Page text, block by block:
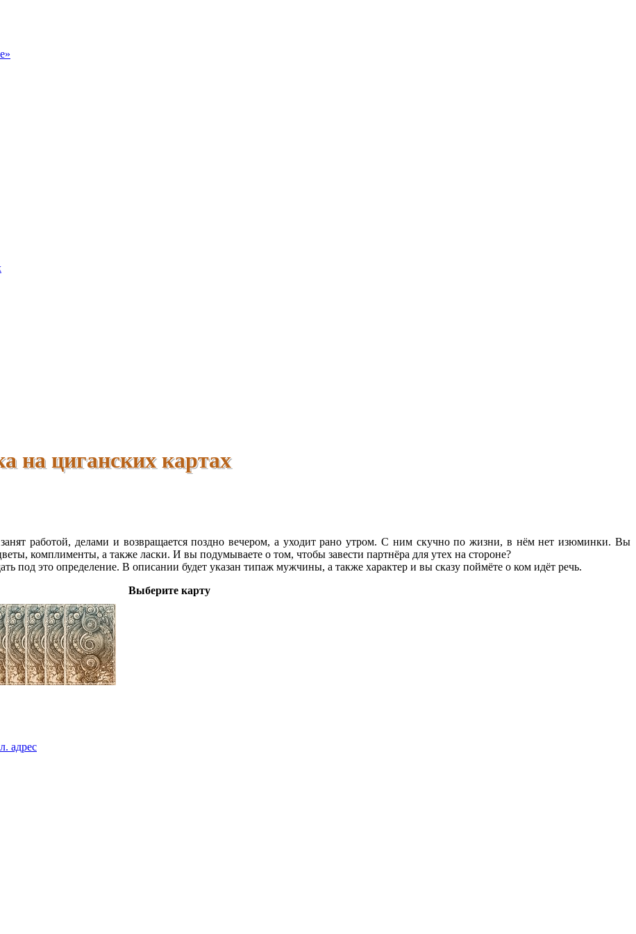
на циганских картах
работой, делами и возвращается поздно вечером, а уходит рано утром. С ним скучно по жизни, в нём нет изюминки. Вы
комплименты, а также ласки. И вы подумываете о том, чтобы завести партнёра для утех на стороне?
под это определение. В описании будет указан типаж мужчины, а также характер и вы сказу поймёте о ком идёт речь.
Выберите карту
адрес